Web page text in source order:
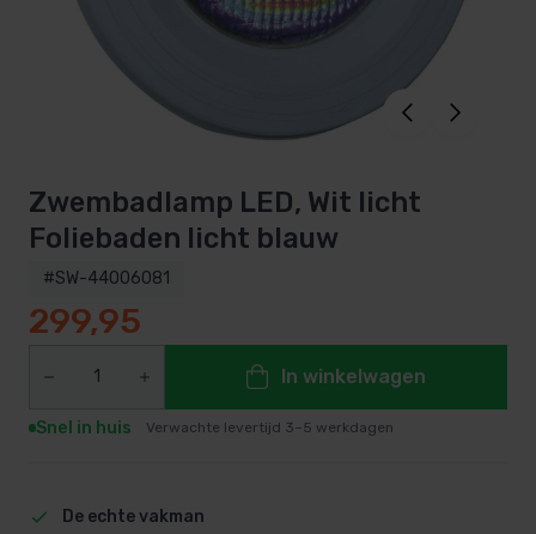
Zwembadlamp LED, Wit licht
Foliebaden licht blauw
#SW-44006081
299,95
In winkelwagen
Snel in huis Verwachte levertijd 3–5 werkdagen
De echte vakman